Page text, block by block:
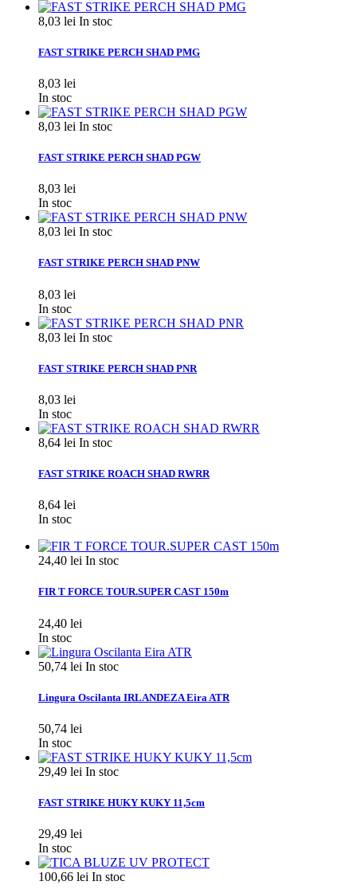
8,03 lei In stoc
FAST STRIKE PERCH SHAD PMG
8,03 lei
In stoc
8,03 lei In stoc
FAST STRIKE PERCH SHAD PGW
8,03 lei
In stoc
8,03 lei In stoc
FAST STRIKE PERCH SHAD PNW
8,03 lei
In stoc
8,03 lei In stoc
FAST STRIKE PERCH SHAD PNR
8,03 lei
In stoc
8,64 lei In stoc
FAST STRIKE ROACH SHAD RWRR
8,64 lei
In stoc
24,40 lei In stoc
FIR T FORCE TOUR.SUPER CAST 150m
24,40 lei
In stoc
50,74 lei In stoc
Lingura Oscilanta IRLANDEZA Eira ATR
50,74 lei
In stoc
29,49 lei In stoc
FAST STRIKE HUKY KUKY 11,5cm
29,49 lei
In stoc
100,66 lei In stoc